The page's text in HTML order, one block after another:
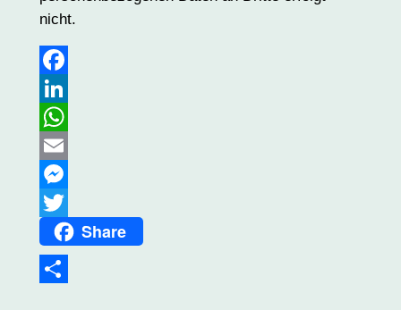
nicht.
Facebook
LinkedIn
WhatsApp
Email
Messenger
TwitterShare